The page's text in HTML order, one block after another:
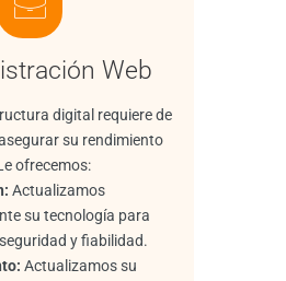
Web
digital requiere de
su rendimiento
ofrecemos:
Actualizamos
su tecnología para
y fiabilidad.
Actualizamos su